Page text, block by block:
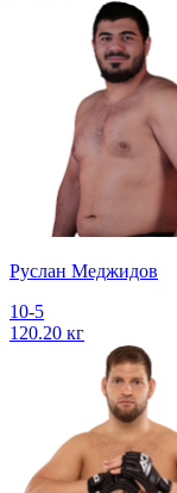
Руслан Меджидов
10-5
120.20 кг